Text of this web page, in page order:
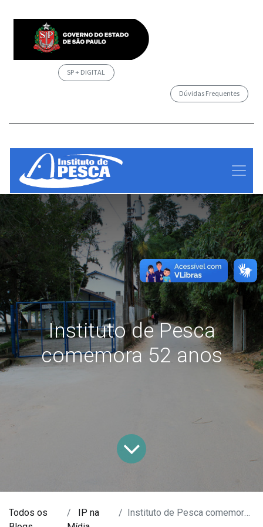
SP + DIGITAL
Dúvidas Frequentes
Instituto de Pesca
comemora 52 anos
Todos os
IP na
Instituto de Pesca comemora 52 anos